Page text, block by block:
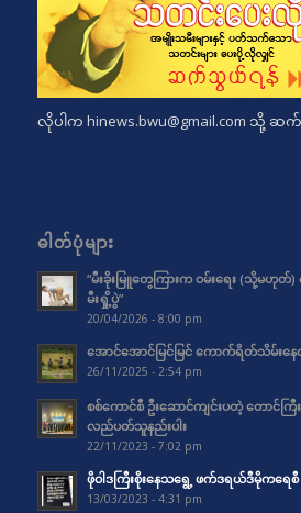
လိုပါက hinews.bwu@gmail.com သို့ ဆက်
ဓါတ်ပုံများ
“မီးခိုးမြူတွေကြားက ဝမ်းရေး (သို့မဟု
မီးရှို့ပွဲ”
20/04/2026 - 8:00 pm
အောင်အောင်မြင်မြင် ကောက်ရိတ်သိမ်းန
26/11/2025 - 2:54 pm
စစ်ကောင်စီ ဦးဆောင်ကျင်းပတဲ့ တောင်က
လည်ပတ်သူနည်းပါး
22/11/2023 - 7:02 pm
ဖိုဝါဒကြီးစိုးနေသရွေ့ ဖက်ဒရယ်ဒီမိုကရေ
13/03/2023 - 4:31 pm